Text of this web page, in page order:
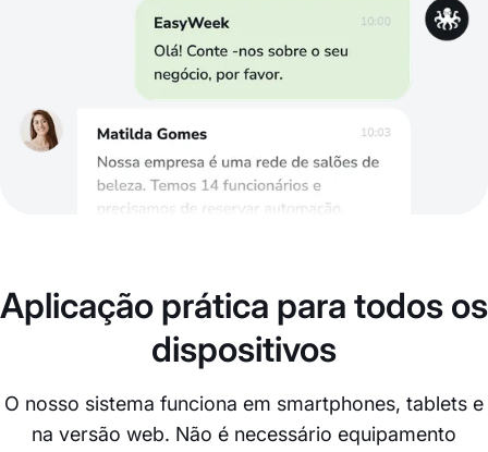
Aplicação prática para todos os
dispositivos
O nosso sistema funciona em smartphones, tablets e
na versão web. Não é necessário equipamento